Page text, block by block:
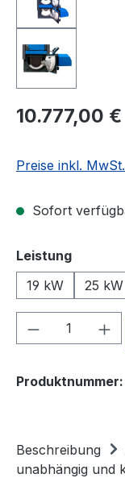
Regulärer Preis:
10.777,00 €
Preise inkl.
Sofort
Leistung
19 kW
25 kW
Produkt
Produktnummer:
Beschreibung
unabhängig und